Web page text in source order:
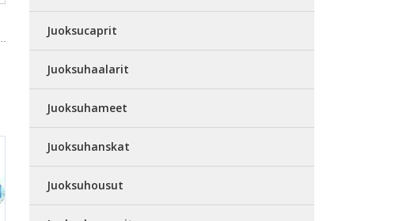
Juoksucaprit
Juoksuhaalarit
Juoksuhameet
Juoksuhanskat
Juoksuhousut